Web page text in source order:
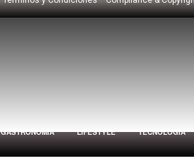
GASTRONOMÍA LIFESTYLE TECNOLOGÍA